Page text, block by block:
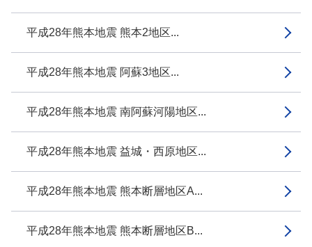
平成28年熊本地震 熊本2地区...
平成28年熊本地震 阿蘇3地区...
平成28年熊本地震 南阿蘇河陽地区...
平成28年熊本地震 益城・西原地区...
平成28年熊本地震 熊本断層地区A...
平成28年熊本地震 熊本断層地区B...